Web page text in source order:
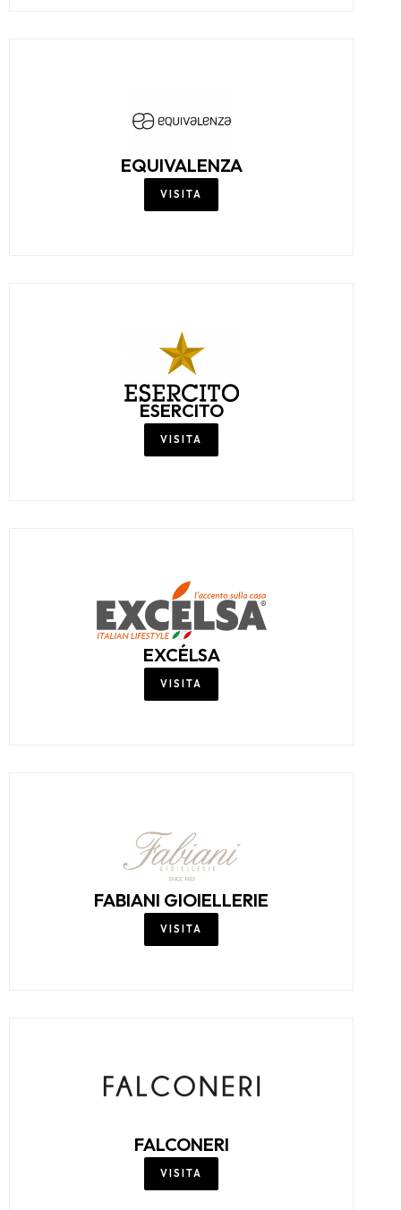
EQUIVALENZA
VISITA
ESERCITO
VISITA
EXCÉLSA
VISITA
FABIANI GIOIELLERIE
VISITA
FALCONERI
VISITA